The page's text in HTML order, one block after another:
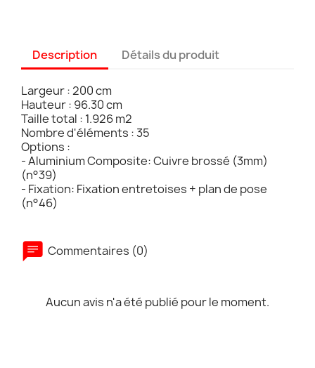
Description Détails du produit
Largeur : 200 cm
Hauteur : 96.30 cm
Taille total : 1.926 m2
Nombre d'éléments : 35
Options :
- Aluminium Composite: Cuivre brossé (3mm)
(n°39)
- Fixation: Fixation entretoises + plan de pose
(n°46)
Commentaires (0)
Aucun avis n'a été publié pour le moment.